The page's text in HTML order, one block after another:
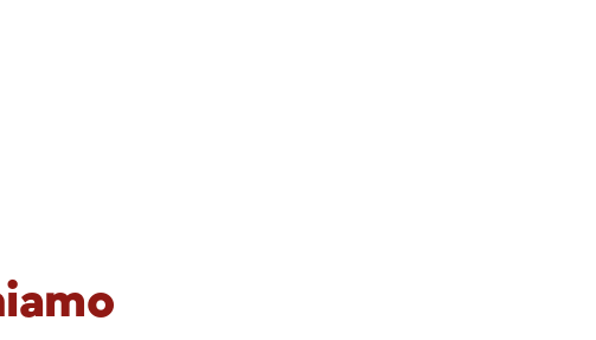
valore, sicurezza e credibilità al tuo lavoro.